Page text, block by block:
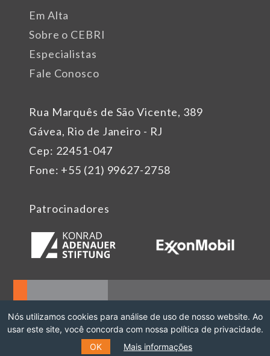
Rua Marquês de São Vicente, 389
Gávea, Rio de Janeiro - RJ
Cep: 22451-047
Fone: +55 (21) 99627-2758
Em Alta
Sobre o CEBRI
Especialistas
Fale Conosco
Patrocinadores
Nós utilizamos cookies para análise de uso de nosso website. Ao
usar este site, você concorda com nossa política de privacidade.
OK
Mais informações